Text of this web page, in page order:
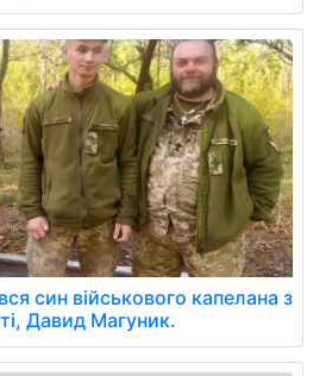
син військового капелана з
Давид Магуник.